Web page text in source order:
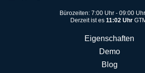
Bürozeiten: 7:00 Uhr - 09:00
Derzeit ist es 11:02 Uhr
Eigenschaften
Demo
Blog